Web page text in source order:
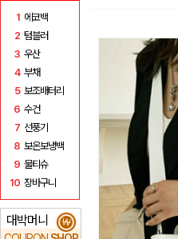
1 에코백
2 텀블러
3 우산
4 부채
5 보조배터리
6 수건
7 선풍기
8 보온보냉백
9 물티슈
10 장바구니
대박머니 ₩